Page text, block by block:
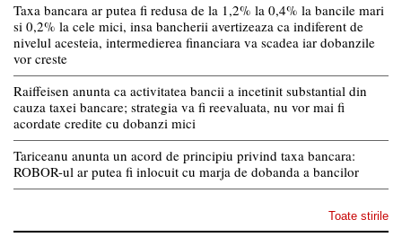
Taxa bancara ar putea fi redusa de la 1,2% la 0,4% la bancile mari
si 0,2% la cele mici, insa bancherii avertizeaza ca indiferent de
nivelul acesteia, intermedierea financiara va scadea iar dobanzile
vor creste
Raiffeisen anunta ca activitatea bancii a incetinit substantial din
cauza taxei bancare; strategia va fi reevaluata, nu vor mai fi
acordate credite cu dobanzi mici
Tariceanu anunta un acord de principiu privind taxa bancara:
ROBOR-ul ar putea fi inlocuit cu marja de dobanda a bancilor
Toate stirile